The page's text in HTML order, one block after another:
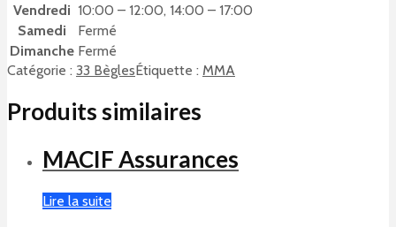
Vendredi 10:00 – 12:00, 14:00 – 17:00
Samedi
Fermé
Dimanche Fermé
Catégorie : 33 BèglesÉtiquette : MMA
Produits similaires
MACIF Assurances
Lire la suite